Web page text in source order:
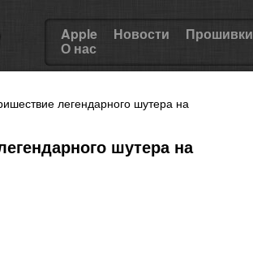
Apple Новости Прошивки
О нас
легендарного шутера на
шутера на